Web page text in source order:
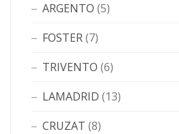
ARGENTO (5)
FOSTER(7)
TRIVENTO (6)
LAMADRID (13)
CRUZAT (8)